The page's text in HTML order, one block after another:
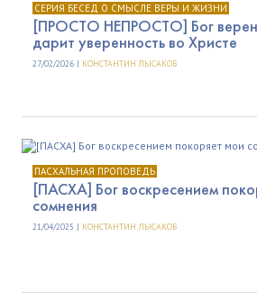
СЕРИЯ БЕСЕД О СМЫСЛЕ ВЕРЫ И ЖИЗНИ
[ПРОСТО НЕПРОСТО] Бог верен
дарит уверенность во Христе
27/02/2026 | КОНСТАНТИН ЛЫСАКОВ
ПАСХАЛЬНАЯ ПРОПОВЕДЬ
[ПАСХА] Бог воскресением
сомнения
21/04/2025 | КОНСТАНТИН ЛЫСАКОВ